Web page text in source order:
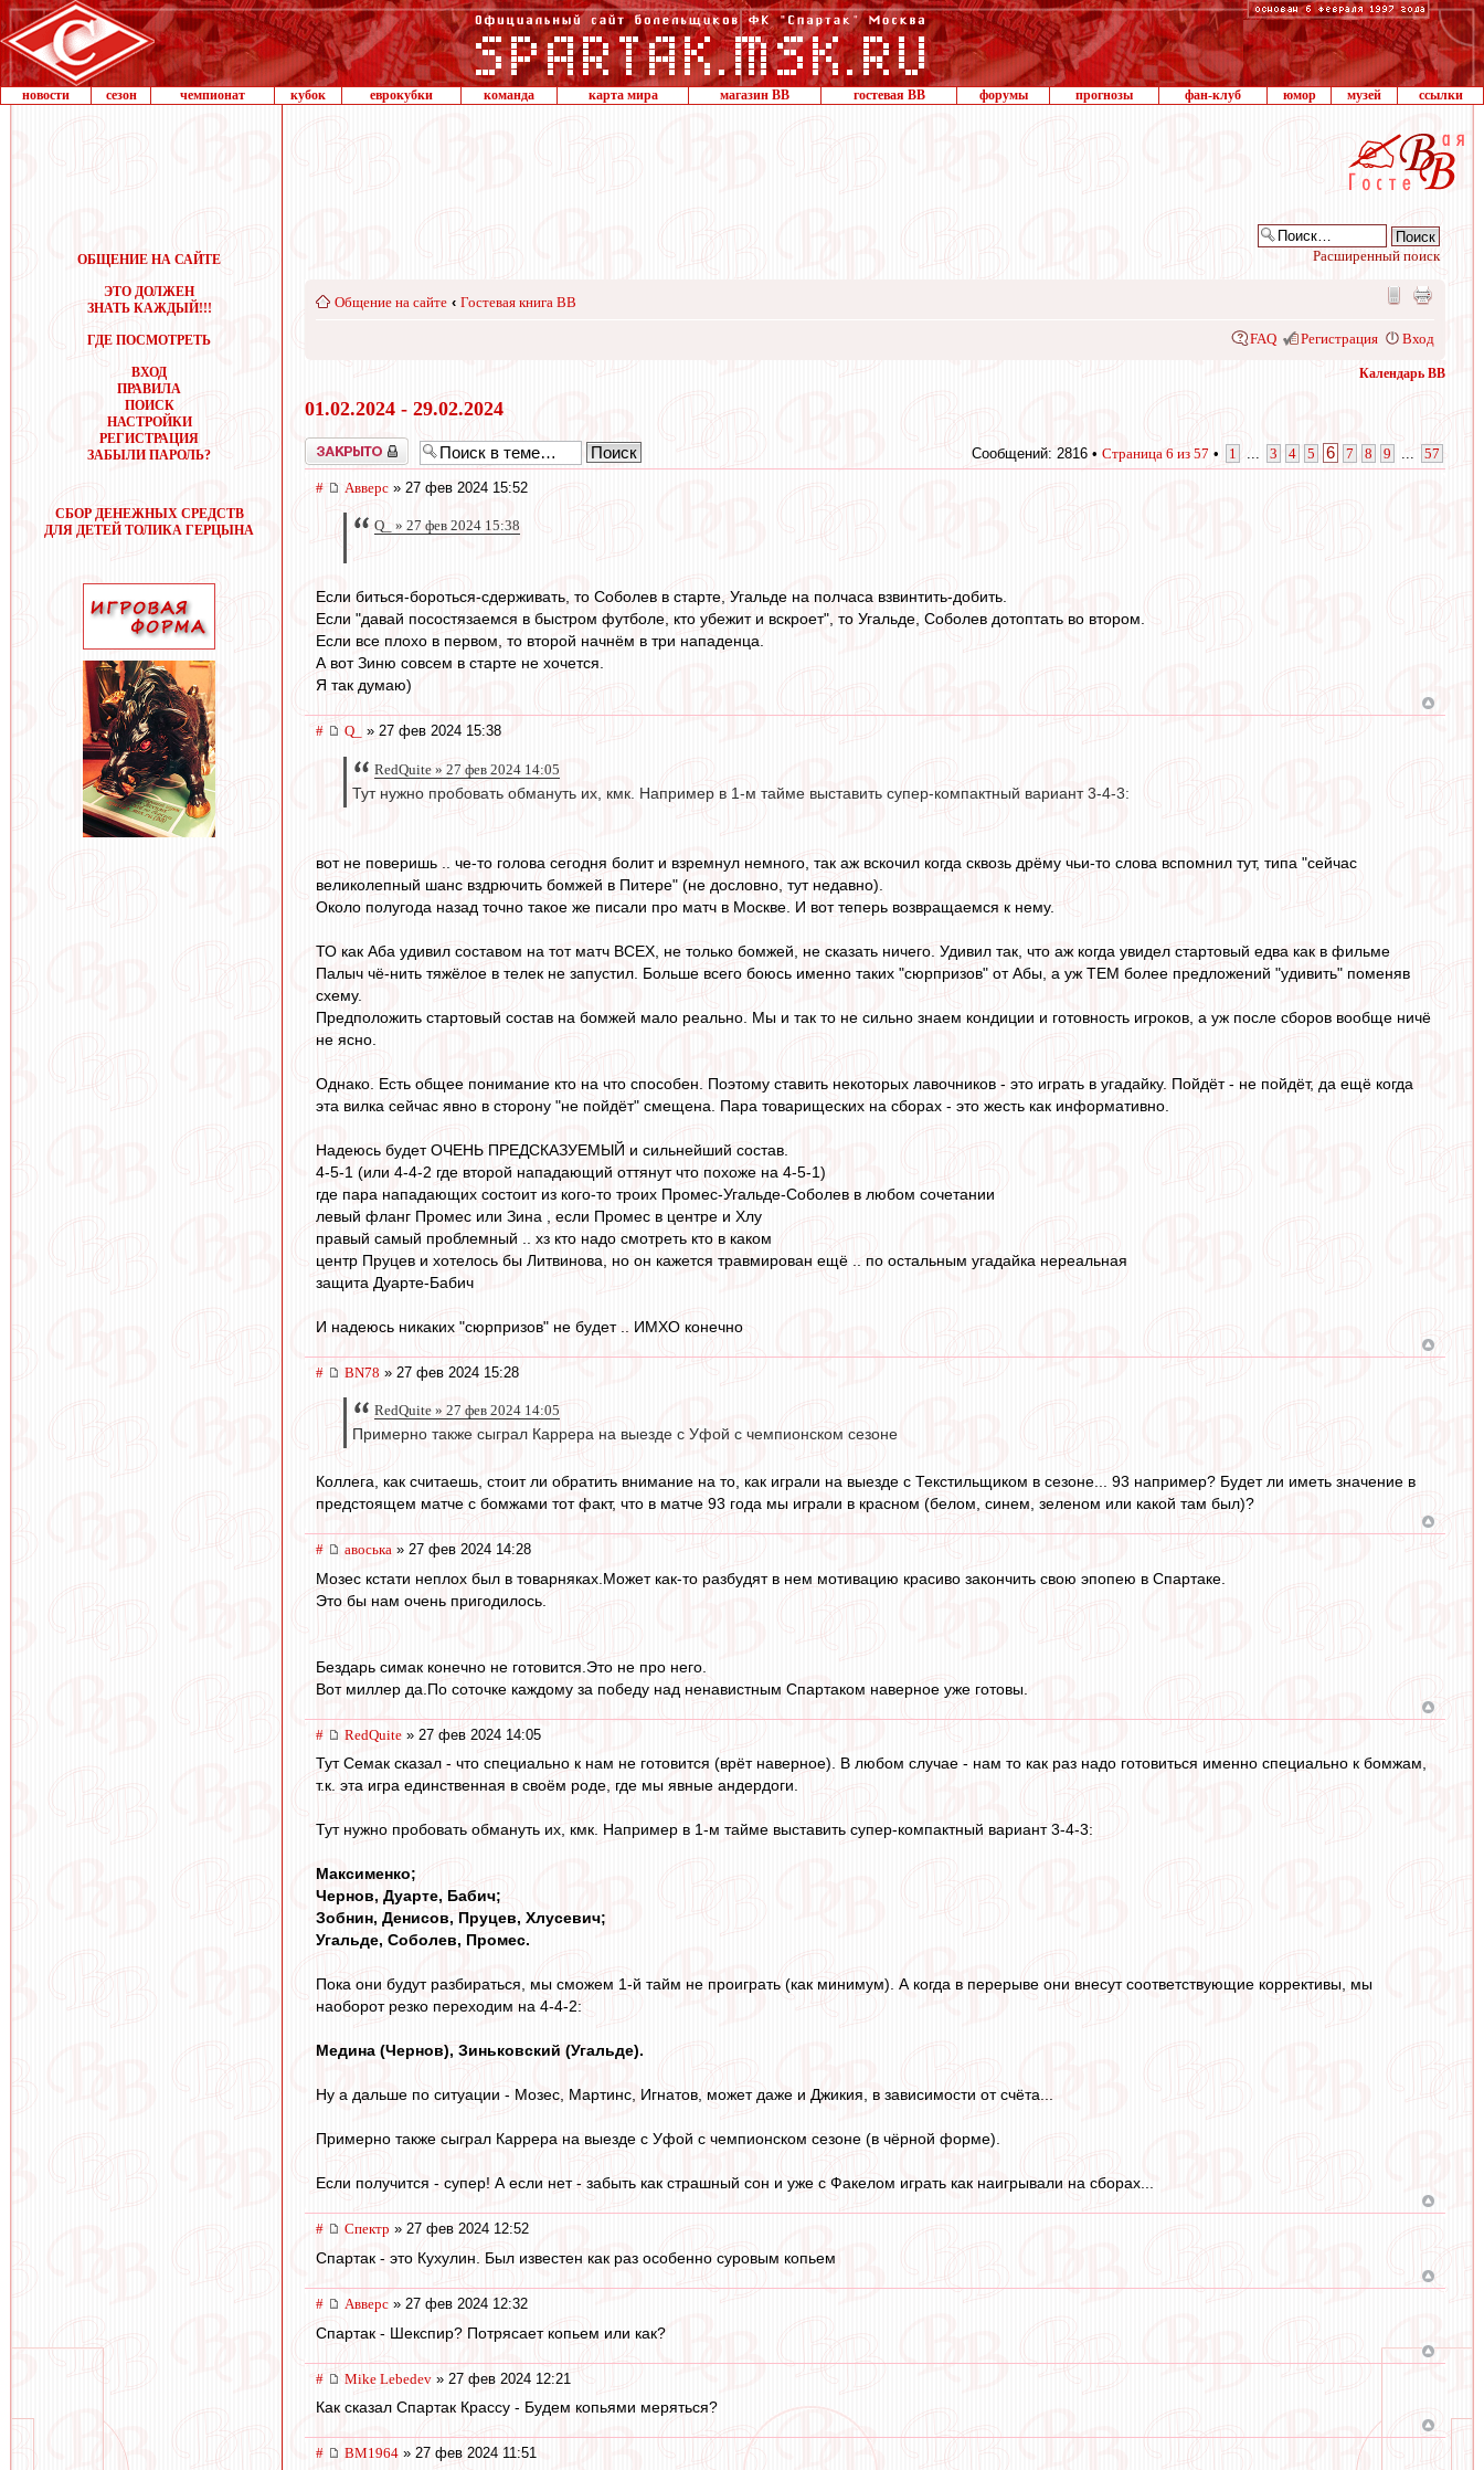
новости сезон чемпионат кубок еврокубки команда карта мира магазин ВВ гостевая ВВ форумы прогнозы фан-клуб юмор музей ссылки
ОБЩЕНИЕ НА САЙТЕ
ЭТО ДОЛЖЕН
ЗНАТЬ КАЖДЫЙ!!!
ГДЕ ПОСМОТРЕТЬ
ВХОД
ПРАВИЛА
ПОИСК
НАСТРОЙКИ
РЕГИСТРАЦИЯ
ЗАБЫЛИ ПАРОЛЬ?
СБОР ДЕНЕЖНЫХ СРЕДСТВ
ДЛЯ ДЕТЕЙ ТОЛИКА ГЕРЦЫНА
Расширенный поиск
Общение на сайте ‹ Гостевая книга ВВ
FAQ Регистрация Вход
Календарь ВВ
01.02.2024 - 29.02.2024
Закрыто Сообщений: 2816 • Страница 6 из 57 • 1 3 4 5 6 7 8 9 57
# Авверс » 27 фев 2024 15:52
Q_ » 27 фев 2024 15:38
Если биться-бороться-сдерживать, то Соболев в старте, Угальде на полчаса взвинтить-добить.
Если "давай посостязаемся в быстром футболе, кто убежит и вскроет", то Угальде, Соболев дотоптать во втором.
Если все плохо в первом, то второй начнём в три нападенца.
А вот Зиню совсем в старте не хочется.
Я так думаю)
# Q_ » 27 фев 2024 15:38
RedQuite » 27 фев 2024 14:05
Тут нужно пробовать обмануть их, кмк. Например в 1-м тайме выставить супер-компактный вариант 3-4-3:
вот не поверишь .. че-то голова сегодня болит и взремнул немного, так аж вскочил когда сквозь дрёму чьи-то слова вспомнил тут, типа "сейчас
великолепный шанс вздрючить бомжей в Питере" (не дословно, тут недавно).
Около полугода назад точно такое же писали про матч в Москве. И вот теперь возвращаемся к нему.
ТО как Аба удивил составом на тот матч ВСЕХ, не только бомжей, не сказать ничего. Удивил так, что аж когда увидел стартовый едва как в фильме
Палыч чё-нить тяжёлое в телек не запустил. Больше всего боюсь именно таких "сюрпризов" от Абы, а уж ТЕМ более предложений "удивить" поменяв
схему.
Предположить стартовый состав на бомжей мало реально. Мы и так то не сильно знаем кондиции и готовность игроков, а уж после сборов вообще ничё
не ясно.
Однако. Есть общее понимание кто на что способен. Поэтому ставить некоторых лавочников - это играть в угадайку. Пойдёт - не пойдёт, да ещё когда
эта вилка сейчас явно в сторону "не пойдёт" смещена. Пара товарищеских на сборах - это жесть как информативно.
Надеюсь будет ОЧЕНЬ ПРЕДСКАЗУЕМЫЙ и сильнейший состав.
4-5-1 (или 4-4-2 где второй нападающий оттянут что похоже на 4-5-1)
где пара нападающих состоит из кого-то троих Промес-Угальде-Соболев в любом сочетании
левый фланг Промес или Зина , если Промес в центре и Хлу
правый самый проблемный .. хз кто надо смотреть кто в каком
центр Пруцев и хотелось бы Литвинова, но он кажется травмирован ещё .. по остальным угадайка нереальная
защита Дуарте-Бабич
И надеюсь никаких "сюрпризов" не будет .. ИМХО конечно
# BN78 » 27 фев 2024 15:28
RedQuite » 27 фев 2024 14:05
Примерно также сыграл Каррера на выезде с Уфой с чемпионском сезоне
Коллега, как считаешь, стоит ли обратить внимание на то, как играли на выезде с Текстильщиком в сезоне... 93 например? Будет ли иметь значение в
предстоящем матче с бомжами тот факт, что в матче 93 года мы играли в красном (белом, синем, зеленом или какой там был)?
# авоська » 27 фев 2024 14:28
Мозес кстати неплох был в товарняках.Может как-то разбудят в нем мотивацию красиво закончить свою эпопею в Спартаке.
Это бы нам очень пригодилось.
Бездарь симак конечно не готовится.Это не про него.
Вот миллер да.По соточке каждому за победу над ненавистным Спартаком наверное уже готовы.
# RedQuite » 27 фев 2024 14:05
Тут Семак сказал - что специально к нам не готовится (врёт наверное). В любом случае - нам то как раз надо готовиться именно специально к бомжам,
т.к. эта игра единственная в своём роде, где мы явные андердоги.
Тут нужно пробовать обмануть их, кмк. Например в 1-м тайме выставить супер-компактный вариант 3-4-3:
Максименко;
Чернов, Дуарте, Бабич;
Зобнин, Денисов, Пруцев, Хлусевич;
Угальде, Соболев, Промес.
Пока они будут разбираться, мы сможем 1-й тайм не проиграть (как минимум). А когда в перерыве они внесут соответствующие коррективы, мы
наоборот резко переходим на 4-4-2:
Медина (Чернов), Зиньковский (Угальде).
Ну а дальше по ситуации - Мозес, Мартинс, Игнатов, может даже и Джикия, в зависимости от счёта...
Примерно также сыграл Каррера на выезде с Уфой с чемпионском сезоне (в чёрной форме).
Если получится - супер! А если нет - забыть как страшный сон и уже с Факелом играть как наигрывали на сборах...
# Спектр » 27 фев 2024 12:52
Спартак - это Кухулин. Был известен как раз особенно суровым копьем
# Авверс » 27 фев 2024 12:32
Спартак - Шекспир? Потрясает копьем или как?
# Mike Lebedev » 27 фев 2024 12:21
Как сказал Спартак Крассу - Будем копьями меряться?
# BM1964 » 27 фев 2024 11:51